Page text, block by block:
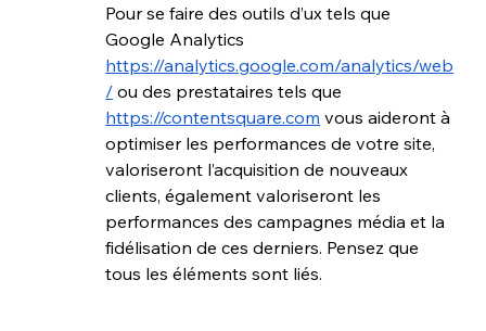
Pour se faire des outils d’ux tels que
Google Analytics
https://analytics.google.com/analytics/web
/ ou des prestataires tels que
https://contentsquare.com vous aideront à
optimiser les performances de votre site,
valoriseront l’acquisition de nouveaux
clients, également valoriseront les
performances des campagnes média et la
fidélisation de ces derniers. Pensez que
tous les éléments sont liés.